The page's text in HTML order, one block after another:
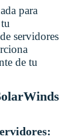
para
servidores
de tu